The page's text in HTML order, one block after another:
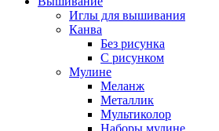
Иглы для вышивания
Канва
Без рисунка
С рисунком
Мулине
Меланж
Металлик
Мультиколор
Наборы мулине